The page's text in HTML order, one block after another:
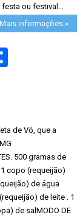
ou festival...
Mais informações »
de Vó, que a
500 gramas de
copo (requeijão)
de água
de leite . 1
de salMODO DE